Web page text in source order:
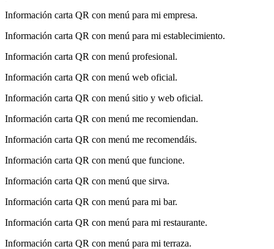
Información carta QR con menú para mi empresa.
Información carta QR con menú para mi establecimiento.
Información carta QR con menú profesional.
Información carta QR con menú web oficial.
Información carta QR con menú sitio y web oficial.
Información carta QR con menú me recomiendan.
Información carta QR con menú me recomendáis.
Información carta QR con menú que funcione.
Información carta QR con menú que sirva.
Información carta QR con menú para mi bar.
Información carta QR con menú para mi restaurante.
Información carta QR con menú para mi terraza.